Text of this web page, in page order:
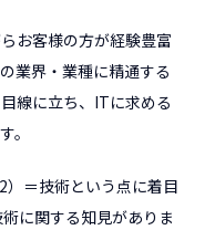
お客様の方が経験豊富
業界・業種に精通する
線に立ち、ITに求める
。
＝技術という点に着目
に関する知見がありま